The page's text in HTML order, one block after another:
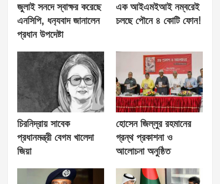
জুলাই সনদে স্বাক্ষর করেছে
এনসিপি, ধন‍্যবাদ জানালেন
প্রধান উপদেষ্টা
এক আইএমইআই নম্বরেই
চলছে পৌনে ৪ কোটি ফোন!
চিরনিদ্রায় সাবেক
প্রধানমন্ত্রী বেগম খালেদা
জিয়া
হোসেন জিল্লুর রহমানের
গ্রন্থ প্রকাশনা ও
আলোচনা অনুষ্ঠিত